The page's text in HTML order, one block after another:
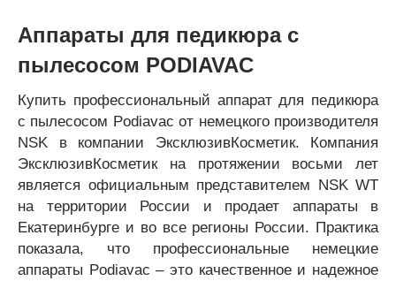
Аппараты для педикюра с
пылесосом PODIAVAC
Купить профессиональный аппарат для педикюра
с пылесосом Podiavac от немецкого производителя
NSK в компании ЭксклюзивКосметик. Компания
ЭксклюзивКосметик на протяжении восьми лет
является официальным представителем NSK WT
на территории России и продает аппараты в
Екатеринбурге и во все регионы России. Практика
показала, что профессиональные немецкие
аппараты Podiavac – это качественное и надежное